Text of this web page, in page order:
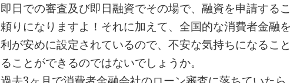
即日での審査及び即日融資でその場で、融資を申請する
頼りになりますよ！それに加えて、全国的な消費者金融
利が安めに設定されているので、不安な気持ちになるこ
ることができるのではないでしょうか。